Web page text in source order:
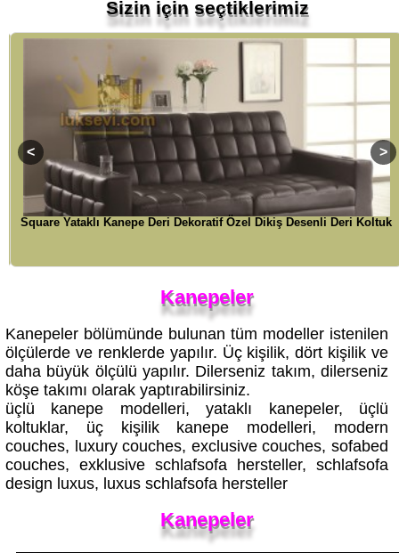
Square Yataklı Kanepe Deri Dekoratif Özel Dikiş Desenli Deri Koltuk
Kanepeler bölümünde bulunan tüm modeller istenilen
ölçülerde ve renklerde yapılır. Üç kişilik, dört kişilik ve
daha büyük ölçülü yapılır. Dilerseniz takım, dilerseniz
köşe takımı olarak yaptırabilirsiniz.
üçlü kanepe modelleri, yataklı kanepeler, üçlü
koltuklar, üç kişilik kanepe modelleri, modern
couches, luxury couches, exclusive couches, sofabed
couches, exklusive schlafsofa hersteller, schlafsofa
design luxus, luxus schlafsofa hersteller